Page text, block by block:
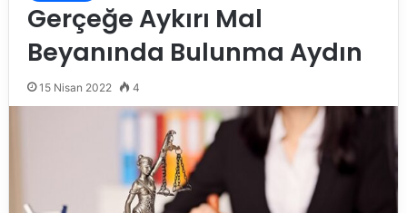
Gerçeğe Aykırı Mal
Beyanında Bulunma Aydın
15 Nisan 2022 4